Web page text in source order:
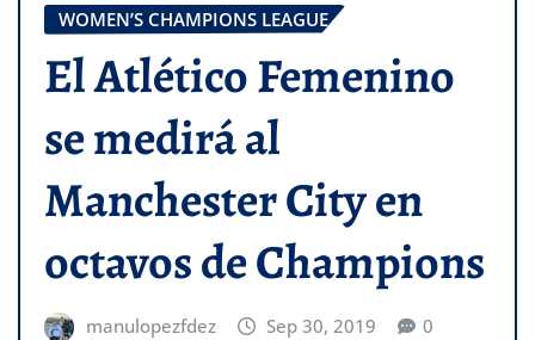
WOMEN’S CHAMPIONS LEAGUE
El Atlético Femenino
se medirá al
Manchester City en
octavos de Champions
manulopezfdez Sep 30, 2019 0